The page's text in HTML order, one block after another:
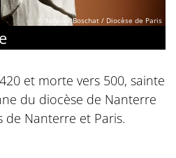
© Yannick Boschat / Diocèse de Paris
et morte vers 500, sainte
du diocèse de Nanterre
de Nanterre et Paris.